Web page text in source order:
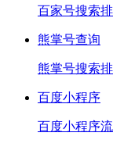
百家号搜索
熊掌号查询
熊掌号搜索
百度小程序
百度小程序